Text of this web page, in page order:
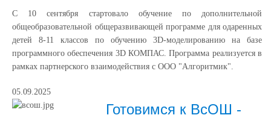
С 10 сентября стартовало обучение по дополнительной
общеобразовательной общеразвивающей программе для одаренных
детей 8-11 классов по обучению 3D-моделированию на базе
программного обеспечения 3D КОМПАС. Программа реализуется в
рамках партнерского взаимодействия с ООО "Алгоритмик".
05.09.2025
Готовимся к ВсОШ -